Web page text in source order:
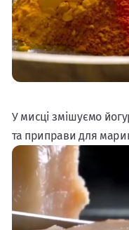
У мисці змішуємо
та приправи для